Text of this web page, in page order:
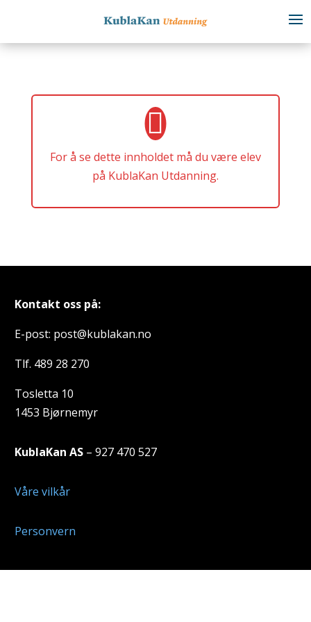
For å se dette innholdet må du være elev
på KublaKan Utdanning.
Kontakt oss på:
E-post: post@kublakan.no
Tlf. 489 28 270
Tosletta 10
1453 Bjørnemyr
KublaKan AS – 927 470 527
Våre vilkår
Personvern